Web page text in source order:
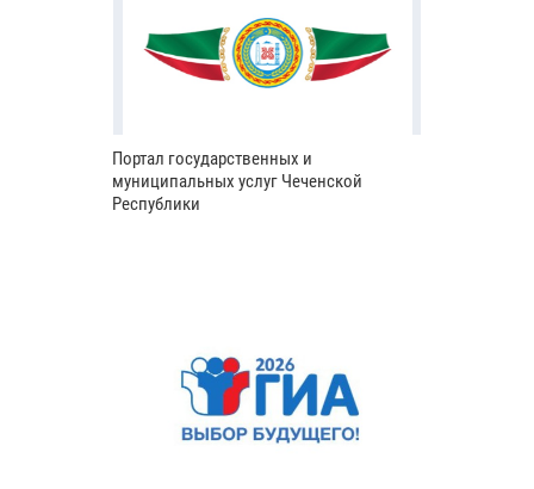
Портал государственных и
муниципальных услуг Чеченской
Республики